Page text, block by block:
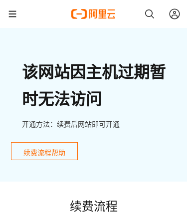
该网站因主机过期暂
时无法访问
开通方法：续费后网站即可开通
续费流程帮助
续费流程